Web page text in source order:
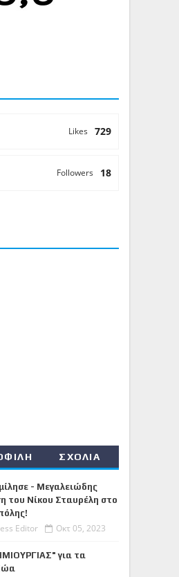
729
Likes
18
Followers
ΣΧΟΛΙΑ
- Μεγαλειώδης
του Νίκου Σταυρέλη στο
Editor Οκτ 05, 2023
για τα